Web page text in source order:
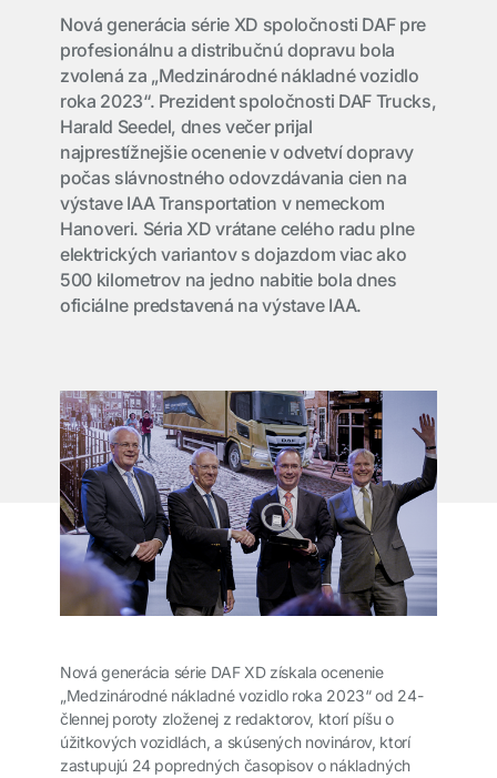
Nová generácia série XD spoločnosti DAF pre
profesionálnu a distribučnú dopravu bola
zvolená za „Medzinárodné nákladné vozidlo
roka 2023“. Prezident spoločnosti DAF Trucks,
Harald Seedel, dnes večer prijal
najprestížnejšie ocenenie v odvetví dopravy
počas slávnostného odovzdávania cien na
výstave IAA Transportation v nemeckom
Hanoveri. Séria XD vrátane celého radu plne
elektrických variantov s dojazdom viac ako
500 kilometrov na jedno nabitie bola dnes
oficiálne predstavená na výstave IAA.
Nová generácia série DAF XD získala ocenenie
„Medzinárodné nákladné vozidlo roka 2023“ od 24-
člennej poroty zloženej z redaktorov, ktorí píšu o
úžitkových vozidlách, a skúsených novinárov, ktorí
zastupujú 24 popredných časopisov o nákladných